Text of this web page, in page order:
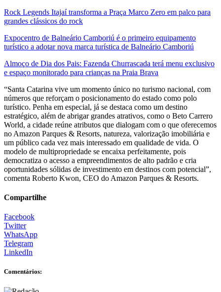
Rock Legends Itajaí transforma a Praça Marco Zero em palco para
grandes clássicos do rock
Expocentro de Balneário Camboriú é o primeiro equipamento
turístico a adotar nova marca turística de Balneário Camboriú
Almoço de Dia dos Pais: Fazenda Churrascada terá menu exclusivo
e espaço monitorado para crianças na Praia Brava
“Santa Catarina vive um momento único no turismo nacional, com
números que reforçam o posicionamento do estado como polo
turístico. Penha em especial, já se destaca como um destino
estratégico, além de abrigar grandes atrativos, como o Beto Carrero
World, a cidade reúne atributos que dialogam com o que oferecemos
no Amazon Parques & Resorts, natureza, valorização imobiliária e
um público cada vez mais interessado em qualidade de vida. O
modelo de multipropriedade se encaixa perfeitamente, pois
democratiza o acesso a empreendimentos de alto padrão e cria
oportunidades sólidas de investimento em destinos com potencial”,
comenta Roberto Kwon, CEO do Amazon Parques & Resorts.
Compartilhe
Facebook
Twitter
WhatsApp
Telegram
LinkedIn
Comentários: